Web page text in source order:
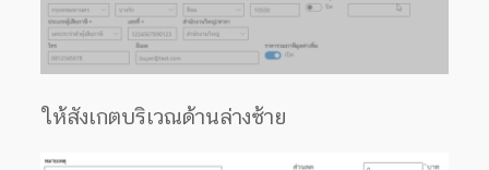
ให้สังเกตบริเวณด้านล่างซ้าย